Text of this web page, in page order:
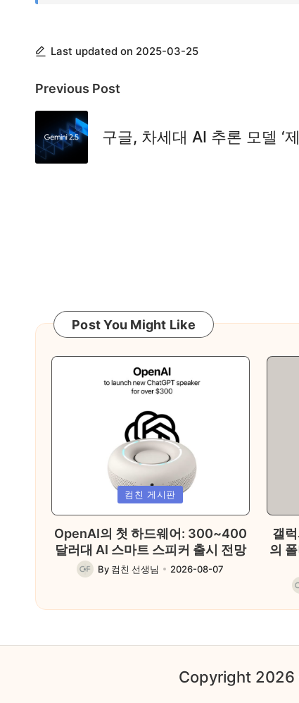
Last updated on 2025-03-25
Post
navigation
Previous Post
구글, 차세대 AI 추론 모델 ‘
Post You Might Like
컴친 게시판
OpenAI의 첫 하드웨어: 300~400
달러대 AI 스마트 스피커 출시 전망
Posted
By 컴친 선생님 2026-08-07
갤
의
Copyright 2026